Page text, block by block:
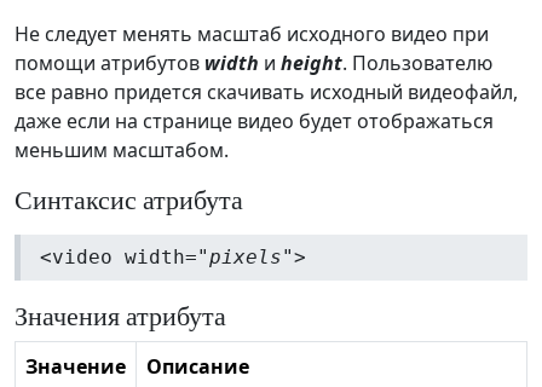
Не следует менять масштаб исходного видео при
помощи атрибутов width и height. Пользователю
все равно придется скачивать исходный видеофайл,
даже если на странице видео будет отображаться
меньшим масштабом.
Синтаксис атрибута
<video width="pixels">
Значения атрибута
Значение
Описание